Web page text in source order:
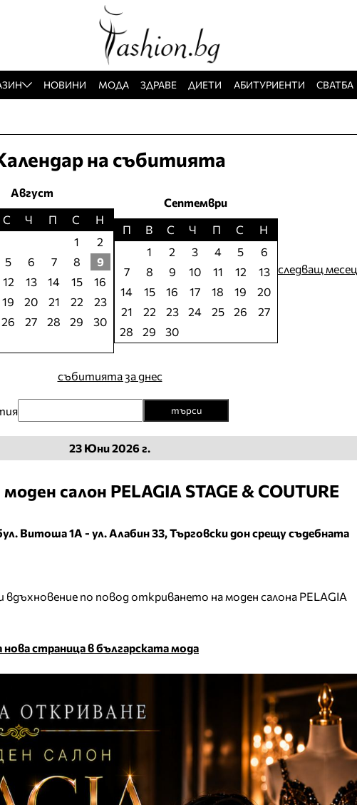
НОВИНИ МОДА ЗДРАВЕ ДИЕТИ АБИТУРИЕНТИ СВАТБА
на събитията
Август
С Ч П С
Н
1
2
5 6 7 8
9
12 13 14 15
16
19 20 21 22
23
26 27 28 29
30
Септември
П
В С Ч П С
Н
1
2 3 4 5
6
7
8 9 10 11 12
13
14
15 16 17 18 19
20
21
22 23 24 25 26
27
28
29 30
следващ месец
събитията за днес
търси
23 Юни 2026 г.
салон PELAGIA STAGE & COUTURE
Витоша 1А - ул. Алабин 33, Търговски дон срещу съдебната
вдъхновение по повод откриването на моден салона PELAGIA
страница в българската мода